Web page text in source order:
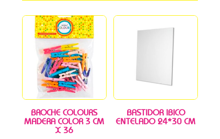
BROCHE COLOURS
MADERA COLOR 3 CM
X 36
BASTIDOR IBICO
ENTELADO 24*30 CM